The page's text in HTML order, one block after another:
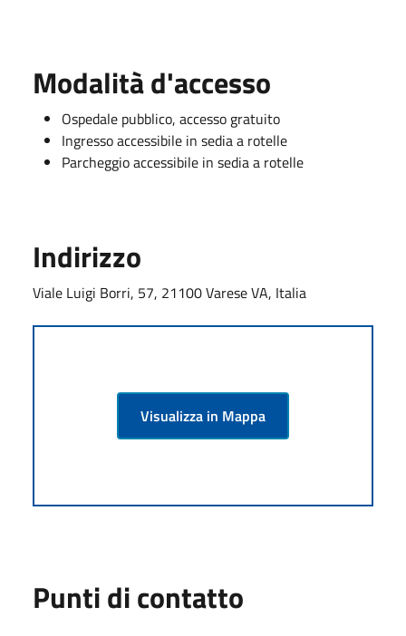
Modalità d'accesso
Ospedale pubblico, accesso gratuito
Ingresso accessibile in sedia a rotelle
Parcheggio accessibile in sedia a rotelle
Indirizzo
Viale Luigi Borri, 57, 21100 Varese VA, Italia
Visualizza in Mappa
Punti di contatto